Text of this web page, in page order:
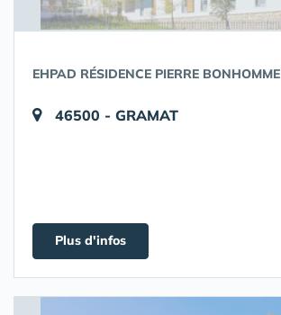
EHPAD RÉSIDENCE PIERRE BONHOMME
46500 - GRAMAT
Plus d'infos